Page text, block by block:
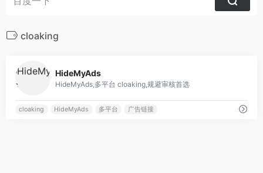
cloaking
HideMyAds
HideMyAds,多平台 cloaking,规避审核首选
cloaking HideMyAds 多平台 广告链接